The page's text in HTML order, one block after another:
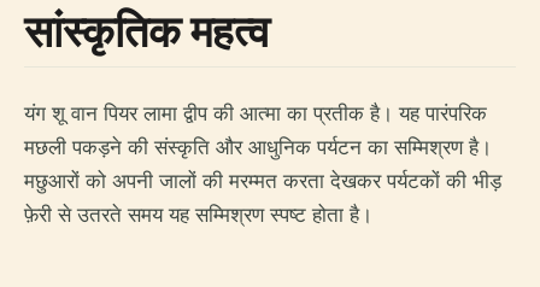
सांस्कृतिक महत्व
यंग शू वान पियर लामा द्वीप की आत्मा का प्रतीक है। यह पारंपरिक
मछली पकड़ने की संस्कृति और आधुनिक पर्यटन का सम्मिश्रण है।
मछुआरों को अपनी जालों की मरम्मत करता देखकर पर्यटकों की भीड़
फ़ेरी से उतरते समय यह सम्मिश्रण स्पष्ट होता है।